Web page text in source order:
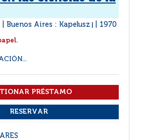
Buenos Aires : Kapelusz 1970